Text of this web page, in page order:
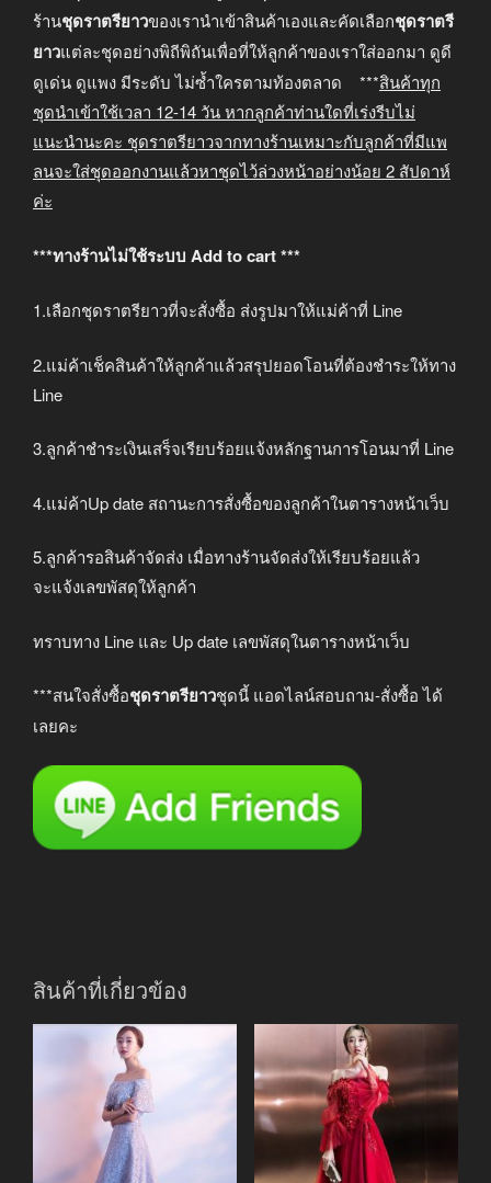
ร้านชุดราตรียาวของเรานำเข้าสินค้าเองและคัดเลือกชุดราตรี
ยาวแต่ละชุดอย่างพิถีพิถันเพื่อที่ให้ลูกค้าของเราใส่ออกมา ดูดี
ดูเด่น ดูแพง มีระดับ ไม่ซ้ำใครตามท้องตลาด ***สินค้าทุก
ชุดนำเข้าใช้เวลา 12-14 วัน หากลูกค้าท่านใดที่เร่งรีบไม่
แนะนำนะคะ ชุดราตรียาวจากทางร้านเหมาะกับลูกค้าที่มีแพ
ลนจะใส่ชุดออกงานแล้วหาชุดไว้ล่วงหน้าอย่างน้อย 2 สัปดาห์
ค่ะ
***ทางร้านไม่ใช้ระบบ Add to cart ***
1.เลือกชุดราตรียาวที่จะสั่งซื้อ ส่งรูปมาให้แม่ค้าที่ Line
2.แม่ค้าเช็คสินค้าให้ลูกค้าแล้วสรุปยอดโอนที่ต้องชำระให้ทาง
Line
3.ลูกค้าชำระเงินเสร็จเรียบร้อยแจ้งหลักฐานการโอนมาที่ Line
4.แม่ค้าUp date สถานะการสั่งซื้อของลูกค้าในตารางหน้าเว็บ
5.ลูกค้ารอสินค้าจัดส่ง เมื่อทางร้านจัดส่งให้เรียบร้อยแล้ว
จะแจ้งเลขพัสดุให้ลูกค้า
ทราบทาง Line และ Up date เลขพัสดุในตารางหน้าเว็บ
***สนใจสั่งซื้อชุดราตรียาวชุดนี้ แอดไลน์สอบถาม-สั่งซื้อ ได้
เลยคะ
สินค้าที่เกี่ยวข้อง